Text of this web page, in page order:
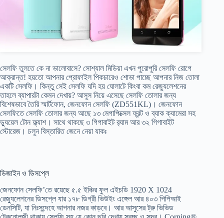
সেলফি তুলতে কে না ভালোবাসে? সোশ্যাল মিডিয়া এখন পুরোপুরি সেলফি রোগে
আক্রান্ত! হয়তো আপনার প্রোফাইল পিকচারেও শোভা পাচ্ছে আপনার নিজ তোলা
একটি সেলফি। কিন্তু সেই সেলফি যদি হয় ঘোলাটে কিংবা কম রেজ্যুলেশনের
তাহলে ব্যাপারটা কেমন দেখায়? আসুস নিয়ে এসেছে সেলফি তোলার জন্য
বিশেষভাবে তৈরি স্মার্টফোন, জেনফোন সেলফি (ZD551KL)। জেনফোন
সেলফিতে সেলফি তোলার জন্য আছে ১৩ মেগাপিক্সেল ফ্রন্ট ও ব্যাক ক্যামেরা সহ
ড্যুয়েল টোন ফ্ল্যাশ। সাথে থাকছে ৩ গিগাবাইট র‍্যাম আর ৩২ গিগাবাইট
স্টোরেজ। চলুন বিস্তারিত জেনে নেয়া যাকঃ
ডিজাইন ও ডিসপ্লে
জেনফোন সেলফি’তে রয়েছে ৫.৫ ইঞ্চির ফুল এইচডি 1920 X 1024
রেজ্যুলেশনের ডিসপ্লে যার ১৭৮ ডিগ্রী ভিউইং এঙ্গেল আর ৪০৩ পিপিআই
ডেনসিটি, যা নিঃসন্দেহে আপনার নজর কাড়বে। আর আসুসের ট্রু ভিভিড